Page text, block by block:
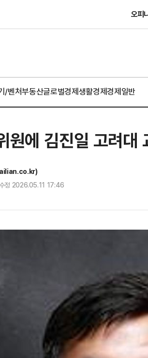
오피
/벤처부동산글로벌경제생활경제경제일반
원에 김진일 고려대
정 2026.05.11 17:46